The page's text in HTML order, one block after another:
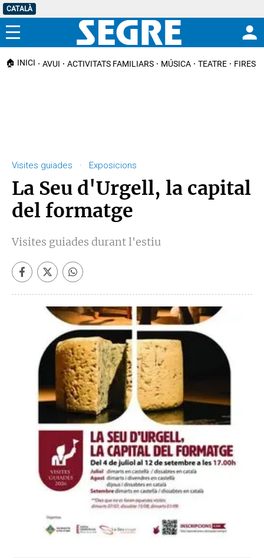
CATALÀ
Menú
🏠 INICI AVUI ACTIVITATS FAMILIARS MÚSICA TEATRE FIRES I
Visites guiades · Exposicions
La Seu d'Urgell, la capital
del formatge
Visites guiades durant l'estiu